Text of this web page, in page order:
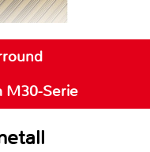
M30-Serie